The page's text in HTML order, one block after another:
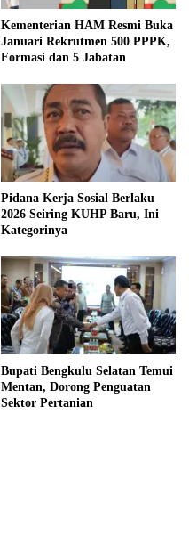
Kementerian HAM Resmi Buka
Januari Rekrutmen 500 PPPK,
Formasi dan 5 Jabatan
Pidana Kerja Sosial Berlaku
2026 Seiring KUHP Baru, Ini
Kategorinya
Bupati Bengkulu Selatan Temui
Mentan, Dorong Penguatan
Sektor Pertanian